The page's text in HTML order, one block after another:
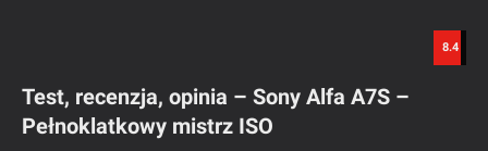
8.4
Test, recenzja, opinia – Sony Alfa A7S –
Pełnoklatkowy mistrz ISO